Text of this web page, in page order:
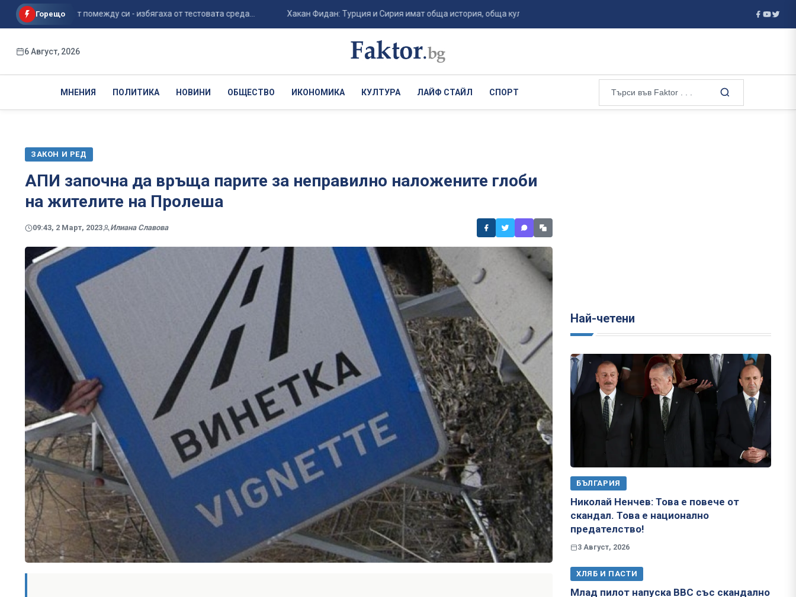
Горещо
общуват помежду си - избягаха от тестовата среда... Хакан Фидан: Турция и Сирия имат обща история, обща култура и общо бъдеще... Нови войници от Северна Корея за Русия:
6 Август, 2026
МНЕНИЯ ПОЛИТИКА НОВИНИ ОБЩЕСТВО ИКОНОМИКА КУЛТУРА ЛАЙФ СТАЙЛ СПОРТ
ЗАКОН И РЕД
АПИ започна да връща парите за неправилно наложените глоби
на жителите на Пролеша
09:43, 2 Март, 2023 Илиана Славова
Най-четени
БЪЛГАРИЯ
Николай Ненчев: Това е повече от
скандал. Това е национално
предателство!
3 Август, 2026
ХЛЯБ И ПАСТИ
Млад пилот напуска ВВС със скандално